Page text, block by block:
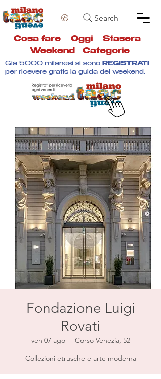
Search
Cosa fare Oggi Stasera
Weekend
Categorie
Già 5000 milanesi si sono REGISTRATI
per ricevere gratis la guida del weekend.
Fondazione Luigi
Rovati
ven 07 ago
  |
Corso Venezia, 52
Collezioni etrusche e arte moderna